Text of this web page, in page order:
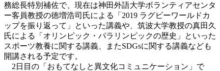
務総長特別補佐で、現在は神田外語大学ボランティアセンタ
ー客員教授の徳増浩司氏による「2019 ラグビーワールドカ
ップを振り返って」といった講義や、筑波大学教授の真田久
氏による「オリンピック・パラリンピックの歴史」といった
スポーツ教養に関する講義、またSDGsに関する講義なども
開講される予定です。
2日目の「おもてなしと異文化コミュニケーション」で